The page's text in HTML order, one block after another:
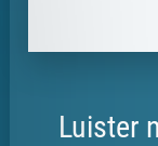
Luister